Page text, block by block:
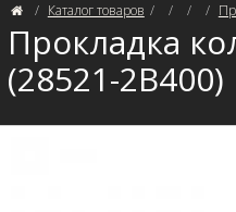
Каталог товаров
Прокладка
(28521-2B400)